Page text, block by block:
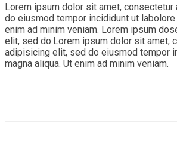
Lorem ipsum dolor sit amet,
do eiusmod tempor incididunt ut labolore
enim ad minim veniam. Lorem ipsum
elit, sed do.Lorem ipsum dolor sit amet,
adipisicing elit, sed do eiusmod tempor
magna aliqua. Ut enim ad minim veniam.